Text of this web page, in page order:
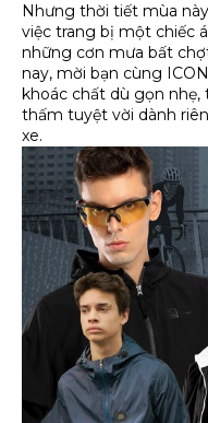
Nhưng thời tiết mùa
việc trang bị một chiếc
những cơn mưa bất
nay, mời bạn cùng
khoác chất dù gọn
thấm tuyệt vời dành
xe.